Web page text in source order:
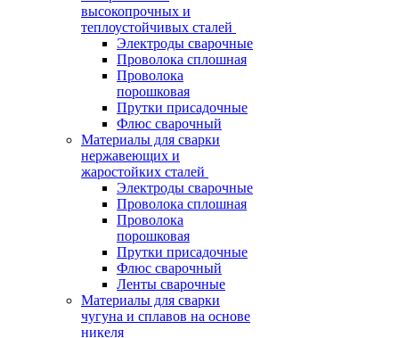
высокопрочных и
теплоустойчивых сталей
Электроды сварочные
Проволока сплошная
Проволока
порошковая
Прутки присадочные
Флюс сварочный
Материалы для сварки
нержавеющих и
жаростойких сталей
Электроды сварочные
Проволока сплошная
Проволока
порошковая
Прутки присадочные
Флюс сварочный
Ленты сварочные
Материалы для сварки
чугуна и сплавов на основе
никеля